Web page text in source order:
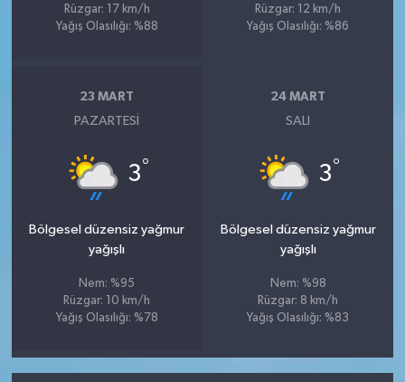
Rüzgar: 17 km/h
Yağış Olasılığı: %88
Rüzgar: 12 km/h
Yağış Olasılığı: %86
23 MART
PAZARTESI
3°
Bölgesel düzensiz yağmur
yağışlı
Nem: %95
Rüzgar: 10 km/h
Yağış Olasılığı: %78
24 MART
SALI
3°
Bölgesel düzensiz yağmur
yağışlı
Nem: %98
Rüzgar: 8 km/h
Yağış Olasılığı: %83